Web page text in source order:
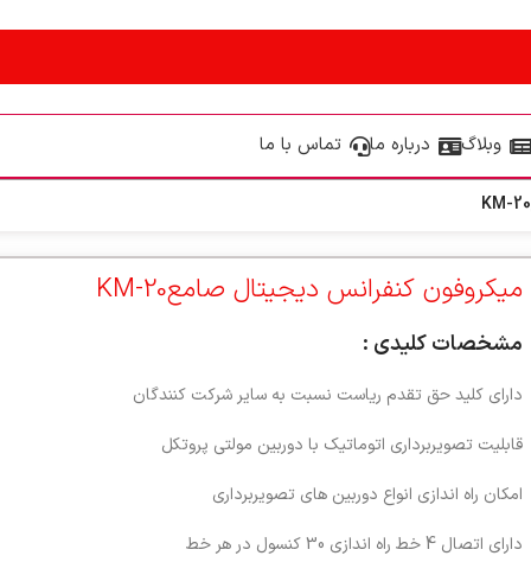
وبلاگ درباره ما تماس با ما
میکروفون کنفرانس دیجیتال صامعKM-20
مشخصات کلیدی :
دارای کلید حق تقدم ریاست نسبت به سایر شرکت کنندگان
قابلیت تصویربرداری اتوماتیک با دوربین مولتی پروتکل
امکان راه اندازی انواع دوربین های تصویربرداری
دارای اتصال 4 خط راه اندازی 30 کنسول در هر خط